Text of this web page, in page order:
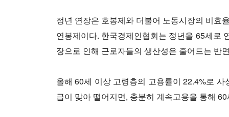
정년 연장은 호봉제와 더불어 노동시장의 비효
연봉제이다. 한국경제인협회는 정년을 65세로
장으로 인해 근로자들의 생산성은 줄어드는
올해 60세 이상 고령층의 고용률이 22.4%로
급이 맞아 떨어지면, 충분히 계속고용을 통해